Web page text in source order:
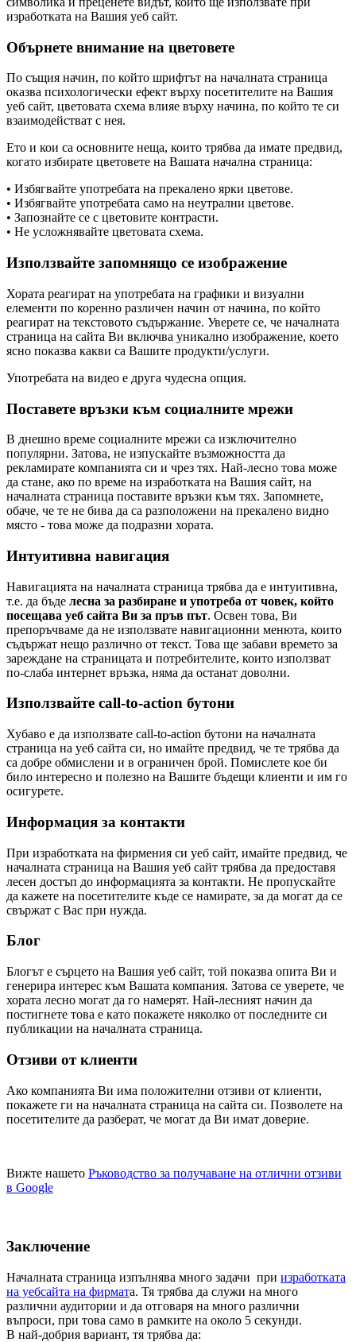
изработката на Вашия уеб сайт.
Обърнете внимание на цветовете
По същия начин, по който шрифтът на началната страница
оказва психологически ефект върху посетителите на Вашия
уеб сайт, цветовата схема влияе върху начина, по който те си
взаимодействат с нея.
Ето и кои са основните неща, които трябва да имате предвид,
когато избирате цветовете на Вашата начална страница:
• Избягвайте употребата на прекалено ярки цветове.
• Избягвайте употребата само на неутрални цветове.
• Запознайте се с цветовите контрасти.
• Не усложнявайте цветовата схема.
Използвайте запомнящо се изображение
Хората реагират на употребата на графики и визуални
елементи по коренно различен начин от начина, по който
реагират на текстовото съдържание. Уверете се, че началната
страница на сайта Ви включва уникално изображение, което
ясно показва какви са Вашите продукти/услуги.
Употребата на видео е друга чудесна опция.
Поставете връзки към социалните мрежи
В днешно време социалните мрежи са изключително
популярни. Затова, не изпускайте възможността да
рекламирате компанията си и чрез тях. Най-лесно това може
да стане, ако по време на изработката на Вашия сайт, на
началната страница поставите връзки към тях. Запомнете,
обаче, че те не бива да са разположени на прекалено видно
място - това може да подразни хората.
Интуитивна навигация
Навигацията на началната страница трябва да е интуитивна,
т.е. да бъде лесна за разбиране и употреба от човек, който
посещава уеб сайта Ви за пръв път. Освен това, Ви
препоръчваме да не използвате навигационни менюта, които
съдържат нещо различно от текст. Това ще забави времето за
зареждане на страницата и потребителите, които използват
по-слаба интернет връзка, няма да останат доволни.
Използвайте call-to-action бутони
Хубаво е да използвате call-to-action бутони на началната
страница на уеб сайта си, но имайте предвид, че те трябва да
са добре обмислени и в ограничен брой. Помислете кое би
било интересно и полезно на Вашите бъдещи клиенти и им го
осигурете.
Информация за контакти
При изработката на фирмения си уеб сайт, имайте предвид, че
началната страница на Вашия уеб сайт трябва да предоставя
лесен достъп до информацията за контакти. Не пропускайте
да кажете на посетителите къде се намирате, за да могат да се
свържат с Вас при нужда.
Блог
Блогът е сърцето на Вашия уеб сайт, той показва опита Ви и
генерира интерес към Вашата компания. Затова се уверете, че
хората лесно могат да го намерят. Най-лесният начин да
постигнете това е като покажете няколко от последните си
публикации на началната страница.
Отзиви от клиенти
Ако компанията Ви има положителни отзиви от клиенти,
покажете ги на началната страница на сайта си. Позволете на
посетителите да разберат, че могат да Ви имат доверие.
Вижте нашето Ръководство за получаване на отлични отзиви
в Google
Заключение
Началната страница изпълнява много задачи при изработката
на уебсайта на фирмата. Тя трябва да служи на много
различни аудитории и да отговаря на много различни
въпроси, при това само в рамките на около 5 секунди.
В най-добрия вариант, тя трябва да: